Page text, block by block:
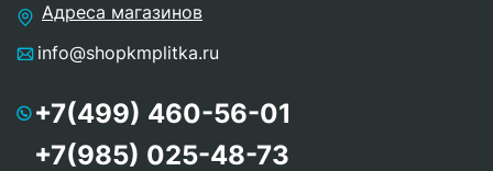
Адреса магазинов
info@shopkmplitka.ru
+7(499) 460-56-01
+7(985) 025-48-73